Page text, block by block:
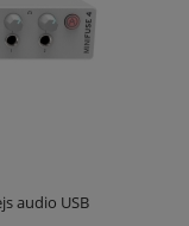
audio USB